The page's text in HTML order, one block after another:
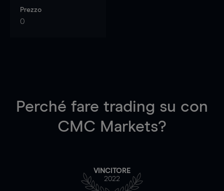
Prezzo
0
Perché fare trading su con
CMC Markets?
VINCITORE
2022